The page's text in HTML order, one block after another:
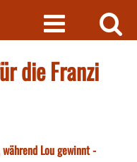
die Franzi
Lou gewinnt -